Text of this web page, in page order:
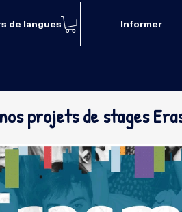
de langues Informer
projets de stages